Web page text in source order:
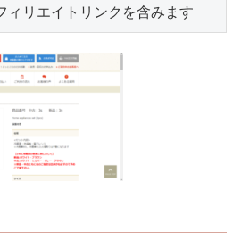
エイトリンクを含みます